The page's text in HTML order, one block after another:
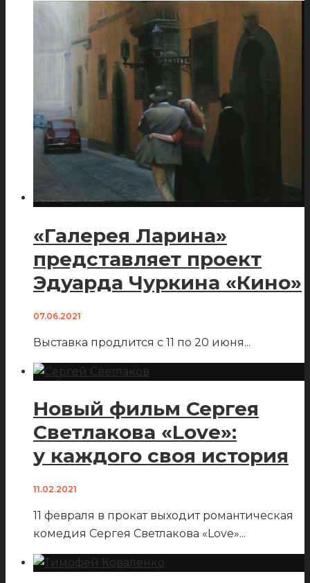
«Галерея Ларина»
представляет проект
Эдуарда Чуркина «Кино»
07.06.2021
Выставка продлится с 11 по 20 июня...
Новый фильм Сергея
Светлакова «Love»:
у каждого своя история
11.02.2021
11 февраля в прокат выходит романтическая
комедия Сергея Светлакова «Love»...